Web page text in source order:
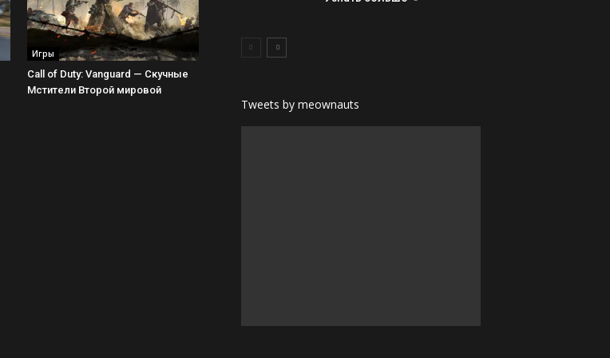
Игры
Call of Duty: Vanguard — Скучные
Мстители Второй мировой
Tweets by meownauts